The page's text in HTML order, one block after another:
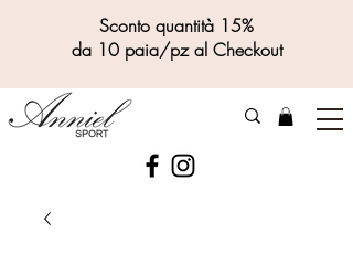
Sconto quantità 15%
da 10 paia/pz al Checkout